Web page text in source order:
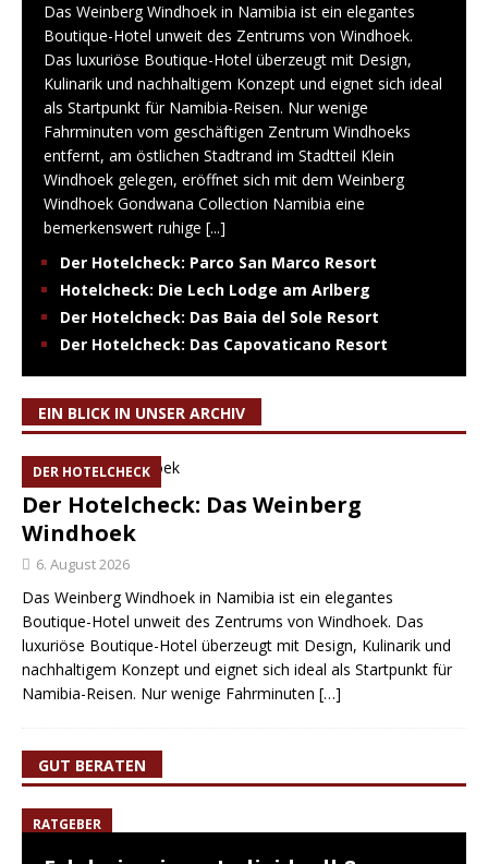
Das Weinberg Windhoek in Namibia ist ein elegantes
Boutique-Hotel unweit des Zentrums von Windhoek.
Das luxuriöse Boutique-Hotel überzeugt mit Design,
Kulinarik und nachhaltigem Konzept und eignet sich ideal
als Startpunkt für Namibia-Reisen. Nur wenige
Fahrminuten vom geschäftigen Zentrum Windhoeks
entfernt, am östlichen Stadtrand im Stadtteil Klein
Windhoek gelegen, eröffnet sich mit dem Weinberg
Windhoek Gondwana Collection Namibia eine
bemerkenswert ruhige [...]
Der Hotelcheck: Parco San Marco Resort
Hotelcheck: Die Lech Lodge am Arlberg
Der Hotelcheck: Das Baia del Sole Resort
Der Hotelcheck: Das Capovaticano Resort
EIN BLICK IN UNSER ARCHIV
DER HOTELCHECK
Der Hotelcheck: Das Weinberg
Windhoek
6. August 2026
Das Weinberg Windhoek in Namibia ist ein elegantes
Boutique-Hotel unweit des Zentrums von Windhoek. Das
luxuriöse Boutique-Hotel überzeugt mit Design, Kulinarik und
nachhaltigem Konzept und eignet sich ideal als Startpunkt für
Namibia-Reisen. Nur wenige Fahrminuten […]
GUT BERATEN
RATGEBER